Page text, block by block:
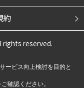
約
rights reserved.
ービス向上検討を目的と
ご確認ください。